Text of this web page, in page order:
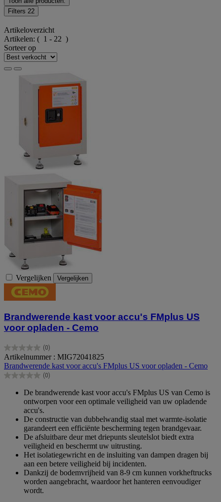
Filters 22
Artikeloverzicht
Artikelen: ( 1 - 22 )
Sorteer op
Vergelijken Vergelijken
Brandwerende kast voor accu's FMplus US
voor opladen - Cemo
(0)
0.0
van
de
5
Artikelnummer : MIG72041825
Brandwerende kast voor accu's FMplus US voor opladen - Cemo
(0)
0.0
sterren.
De brandwerende kast voor accu's FMplus US van Cemo is
ontworpen voor een optimale veiligheid van uw opladende
accu's.
De constructie van dubbelwandig staal met warmte-isolatie
garandeert een efficiënte bescherming tegen brandgevaar.
De afsluitbare deur met driepunts sleutelslot biedt extra
veiligheid en beschermt uw uitrusting.
Het isolatiegewricht en de insluiting van dampen dragen bij
aan een betere veiligheid bij incidenten.
Dankzij de bodemvrijheid van 8-9 cm kunnen vorkheftrucks
worden aangebracht, waardoor het hanteren eenvoudiger
wordt.